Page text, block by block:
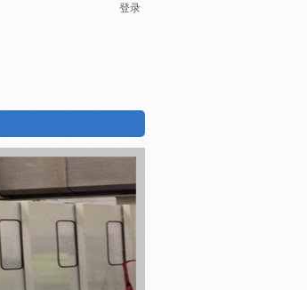
登录